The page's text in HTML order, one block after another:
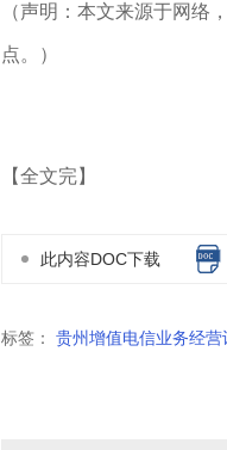
（声明：本文来源于网络
点。）
【全文完】
此内容DOC下载
标签： 贵州增值电信业务经